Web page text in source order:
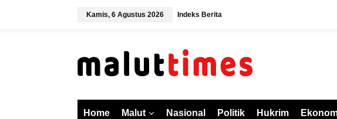
Kamis, 6 Agustus 2026 Indeks Berita
Home Malut Nasional Politik Hukrim